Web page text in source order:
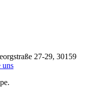
27-29, 30159
uns